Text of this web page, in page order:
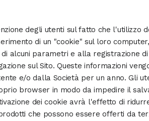
degli utenti sul fatto che l'utilizzo
di un "cookie" sul loro
di alcuni parametri e alla registrazione
sul Sito. Queste informazioni
e/o dalla Società per un anno. Gli
browser in modo da impedire il
dei cookie avrà l'effetto di
che possono essere offerti da